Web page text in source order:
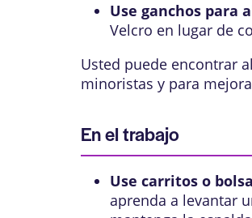
Use ganchos para
Velcro en lugar de
Usted puede encontrar
minoristas y para
En el trabajo
Use carritos o
aprenda a levantar